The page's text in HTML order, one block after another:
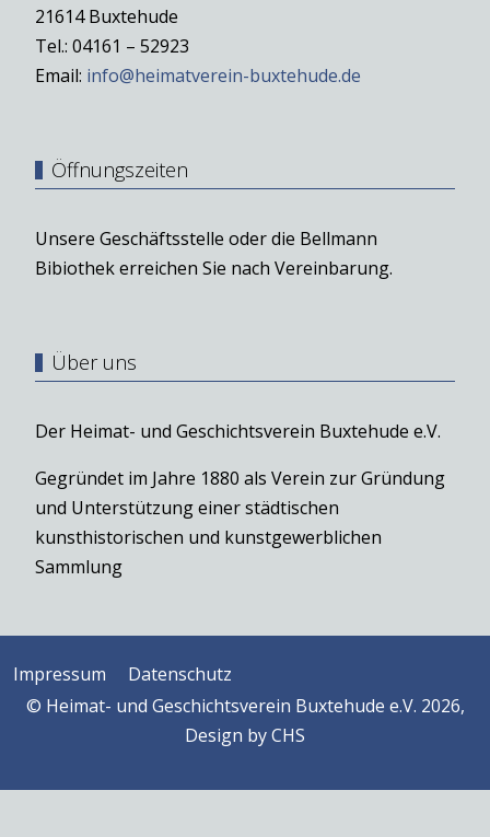
21614 Buxtehude
Tel.: 04161 – 52923
Email: info@heimatverein-buxtehude.de
Öffnungszeiten
Unsere Geschäftsstelle oder die Bellmann
Bibiothek erreichen Sie nach Vereinbarung.
Über uns
Der Heimat- und Geschichtsverein Buxtehude e.V.
Gegründet im Jahre 1880 als Verein zur Gründung
und Unterstützung einer städtischen
kunsthistorischen und kunstgewerblichen
Sammlung
Impressum
Datenschutz
© Heimat- und Geschichtsverein Buxtehude e.V. 2026,
Design byCHS